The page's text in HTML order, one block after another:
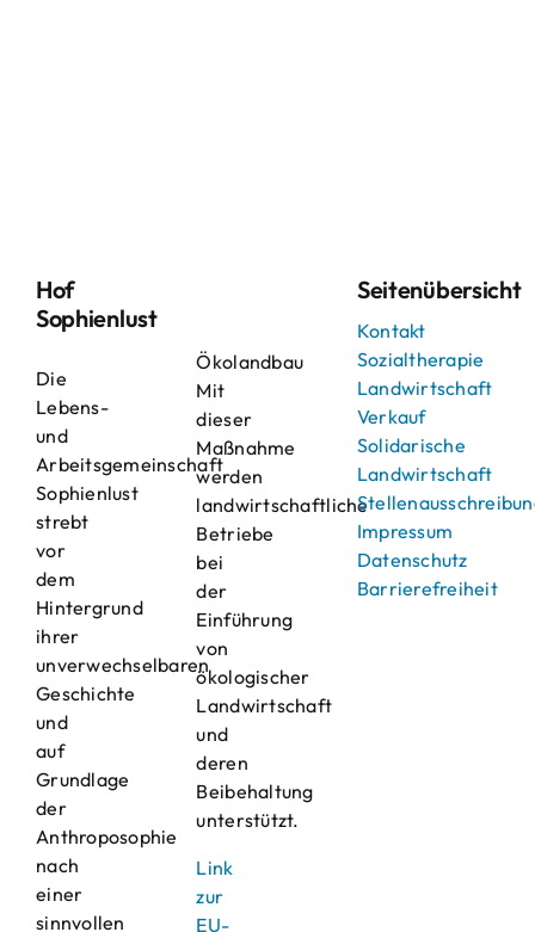
Hof
Sophienlust
Die
Lebens-
und
Arbeitsgemeinschaft
Sophienlust
strebt
vor
dem
Hintergrund
ihrer
unverwechselbaren
Geschichte
und
auf
Grundlage
der
Anthroposophie
nach
einer
sinnvollen
Ökolandbau
Mit
dieser
Maßnahme
werden
landwirtschaftliche
Betriebe
bei
der
Einführung
von
ökologischer
Landwirtschaft
und
deren
Beibehaltung
unterstützt.
Link
zur
EU-
Seitenübersicht
Kontakt
Sozialtherapie
Landwirtschaft
Verkauf
Solidarische
Landwirtschaft
Impressum
Datenschutz
Barrierefreiheit